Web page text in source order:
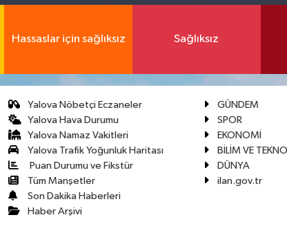
Hassaslar için sağlıksız Sağlıksız
Yalova Nöbetçi Eczaneler
Yalova Hava Durumu
Yalova Namaz Vakitleri
Yalova Trafik Yoğunluk Haritası
Puan Durumu ve Fikstür
Tüm Manşetler
Son Dakika Haberleri
Haber Arşivi
GÜNDEM
SPOR
EKONOMİ
BİLİM VE
DÜNYA
ilan.gov.tr